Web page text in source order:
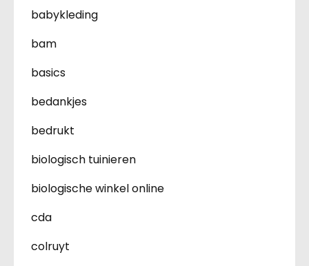
babykleding
bam
basics
bedankjes
bedrukt
biologisch tuinieren
biologische winkel online
cda
colruyt